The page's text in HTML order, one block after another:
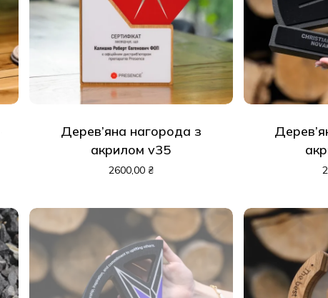
Дерев’яна нагорода з
акрилом v35
2600,00 ₴